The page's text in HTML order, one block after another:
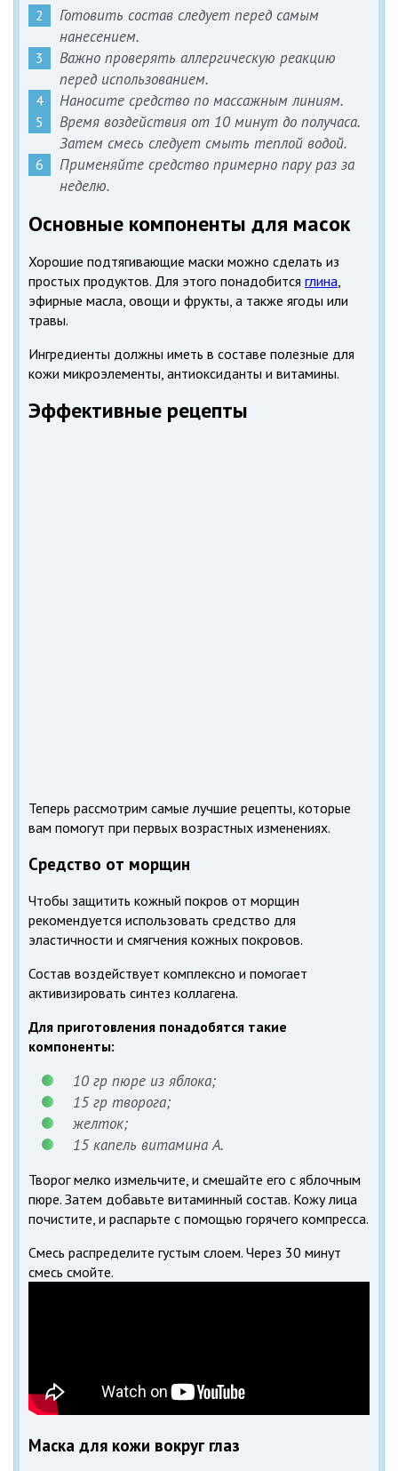
Готовить состав следует перед самым
нанесением.
Важно проверять аллергическую реакцию
перед использованием.
Наносите средство по массажным линиям.
Время воздействия от 10 минут до получаса.
Затем смесь следует смыть теплой водой.
Применяйте средство примерно пару раз за
неделю.
Основные компоненты для масок
Хорошие подтягивающие маски можно сделать из
простых продуктов. Для этого понадобится глина,
эфирные масла, овощи и фрукты, а также ягоды или
травы.
Ингредиенты должны иметь в составе полезные для
кожи микроэлементы, антиоксиданты и витамины.
Эффективные рецепты
Теперь рассмотрим самые лучшие рецепты, которые
вам помогут при первых возрастных изменениях.
Средство от морщин
Чтобы защитить кожный покров от морщин
рекомендуется использовать средство для
эластичности и смягчения кожных покровов.
Состав воздействует комплексно и помогает
активизировать синтез коллагена.
Для приготовления понадобятся такие
компоненты:
10 гр пюре из яблока;
15 гр творога;
желток;
15 капель витамина А.
Творог мелко измельчите, и смешайте его с яблочным
пюре. Затем добавьте витаминный состав. Кожу лица
почистите, и распарьте с помощью горячего компресса.
Смесь распределите густым слоем. Через 30 минут
смесь смойте.
Маска для кожи вокруг глаз